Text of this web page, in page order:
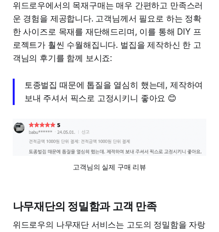
위드로우에서의 목재구매는 매우 간편하고 만족스러
운 경험을 제공합니다. 고객님께서 필요로 하는 정확
한 사이즈로 목재를 재단해드리며, 이를 통해 DIY 프
로젝트가 훨씬 수월해집니다. 벌집을 제작하신 한 고
객님의 후기를 함께 보시죠:
토종벌집 때문에 톱질을 열심히 했는데, 제작하여
보내 주셔서 픽스로 고정시키니 좋아요 😊
고객님의 실제 구매 리뷰
나무재단의 정밀함과 고객 만족
위드로우의 나무재단 서비스는 고도의 정밀함을 자랑